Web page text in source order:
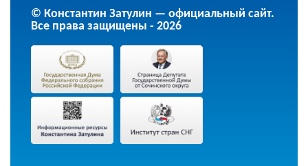
© Константин Затулин — официальный сайт.
Все права защищены - 2026